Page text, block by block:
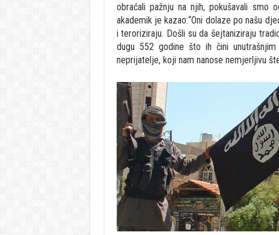
obraćali pažnju na njih, pokušavali smo
akademik je kazao:“Oni dolaze po našu
i teroriziraju. Došli su da šejtaniziraju
dugu 552 godine što ih čini unutrašnjim
neprijatelje, koji nam nanose nemjerljivu